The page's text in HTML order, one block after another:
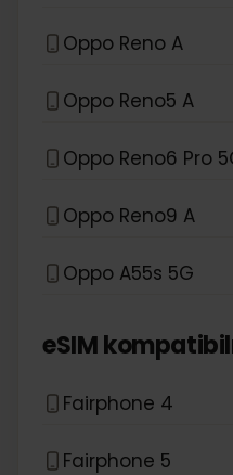
Oppo Reno A
Oppo Reno5 A
Oppo Reno6 Pro
Oppo Reno9 A
Oppo A55s 5G
eSIM
Fairphone 4
Fairphone 5